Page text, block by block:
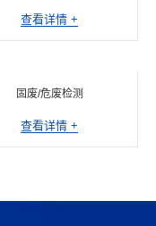
查看详情 +
固废/危废检测
查看详情 +